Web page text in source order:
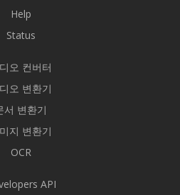
Help
Status
오 컨버터
오 변환기
서 변환기
지 변환기
OCR
API